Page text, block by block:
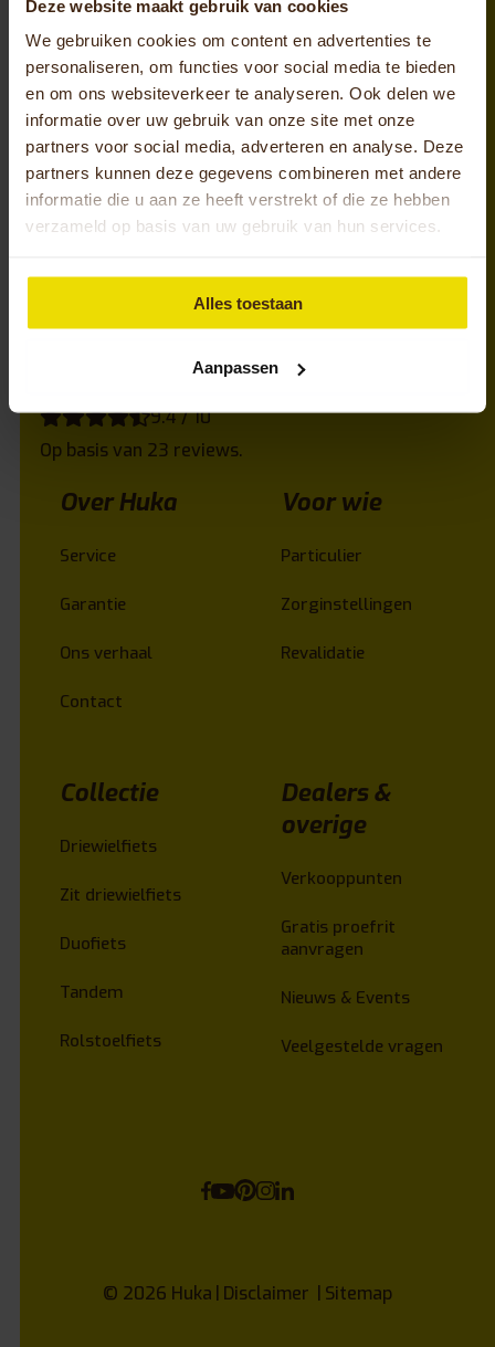
Deze website maakt gebruik van cookies
We gebruiken cookies om content en advertenties te
personaliseren, om functies voor social media te bieden
en om ons websiteverkeer te analyseren. Ook delen we
informatie over uw gebruik van onze site met onze
partners voor social media, adverteren en analyse. Deze
partners kunnen deze gegevens combineren met andere
informatie die u aan ze heeft verstrekt of die ze hebben
verzameld op basis van uw gebruik van hun services.
Alles toestaan
Aanpassen
Service
De service rondom jouw Huka is een belangrijk
onderdeel binnen onze organisatie. We leveren
Hollandse kwaliteit waar we trots op zijn. Heb je
een vraag of wil je geadviseerd worden? Bel ons
en we helpen je graag!
9.4 / 10
Op basis van 23 reviews.
Over Huka
Service
Garantie
Ons verhaal
Contact
Voor wie
Particulier
Zorginstellingen
Revalidatie
Collectie
Driewielfiets
Zit driewielfiets
Duofiets
Tandem
Rolstoelfiets
Dealers &
overige
Verkooppunten
Gratis proefrit
aanvragen
Nieuws & Events
Veelgestelde vragen
© 2026 Huka Disclaimer Sitemap